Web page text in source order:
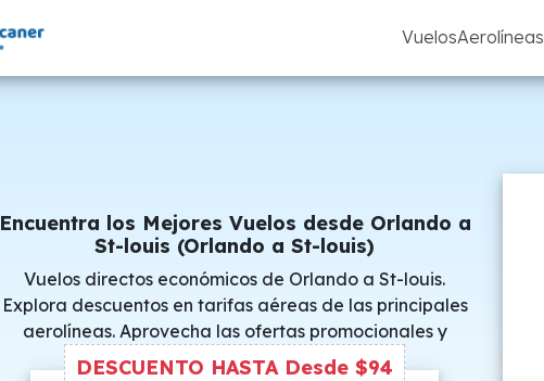
VuelosAerolíneas
Encuentra los Mejores Vuelos desde Orlando a
St-louis (Orlando a St-louis)
Vuelos directos económicos de Orlando a St-louis.
Explora descuentos en tarifas aéreas de las principales
aerolíneas. Aprovecha las ofertas promocionales y
consigue precios especiales.
DESCUENTO HASTA Desde $94